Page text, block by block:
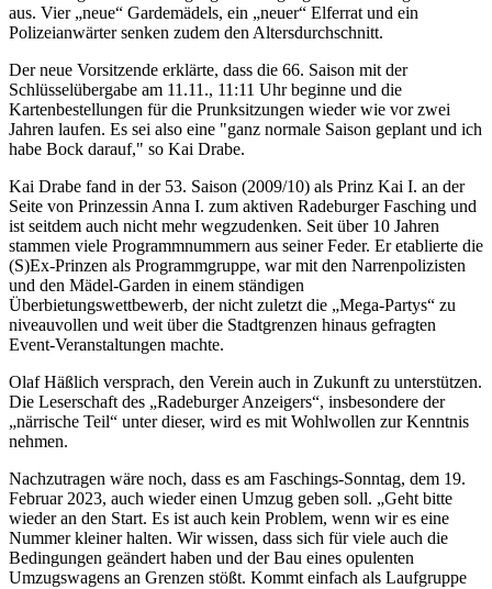
aus. Vier „neue“ Gardemädels, ein „neuer“ Elferrat und ein
Polizeianwärter senken zudem den Altersdurchschnitt.
Der neue Vorsitzende erklärte, dass die 66. Saison mit der
Schlüsselübergabe am 11.11., 11:11 Uhr beginne und die
Kartenbestellungen für die Prunksitzungen wieder wie vor zwei
Jahren laufen. Es sei also eine "ganz normale Saison geplant und ich
habe Bock darauf," so Kai Drabe.
Kai Drabe fand in der 53. Saison (2009/10) als Prinz Kai I. an der
Seite von Prinzessin Anna I. zum aktiven Radeburger Fasching und
ist seitdem auch nicht mehr wegzudenken. Seit über 10 Jahren
stammen viele Programmnummern aus seiner Feder. Er etablierte die
(S)Ex-Prinzen als Programmgruppe, war mit den Narrenpolizisten
und den Mädel-Garden in einem ständigen
Überbietungswettbewerb, der nicht zuletzt die „Mega-Partys“ zu
niveauvollen und weit über die Stadtgrenzen hinaus gefragten
Event-Veranstaltungen machte.
Olaf Häßlich versprach, den Verein auch in Zukunft zu unterstützen.
Die Leserschaft des „Radeburger Anzeigers“, insbesondere der
„närrische Teil“ unter dieser, wird es mit Wohlwollen zur Kenntnis
nehmen.
Nachzutragen wäre noch, dass es am Faschings-Sonntag, dem 19.
Februar 2023, auch wieder einen Umzug geben soll. „Geht bitte
wieder an den Start. Es ist auch kein Problem, wenn wir es eine
Nummer kleiner halten. Wir wissen, dass sich für viele auch die
Bedingungen geändert haben und der Bau eines opulenten
Umzugswagens an Grenzen stößt. Kommt einfach als Laufgruppe